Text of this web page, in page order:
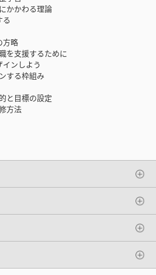
かわる理論
略
支援するために
ンしよう
る枠組み
目標の設定
方法